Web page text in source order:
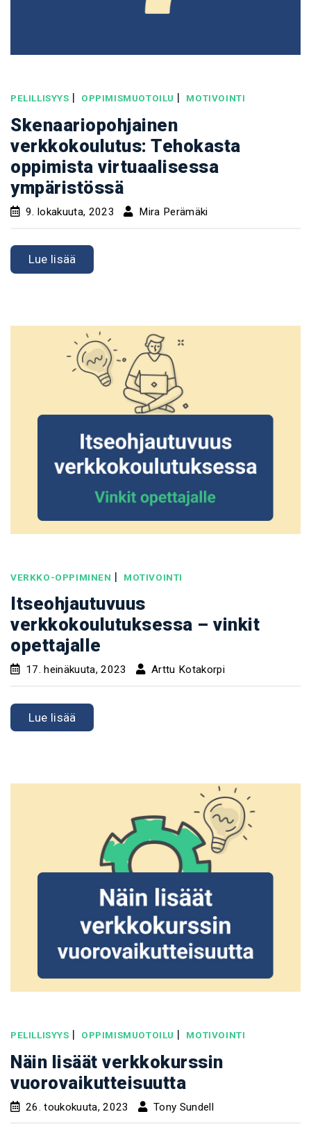
PELILLISYYS | OPPIMISMUOTOILU | MOTIVOINTI
Skenaariopohjainen
verkkokoulutus: Tehokasta
oppimista virtuaalisessa
ympäristössä
9. lokakuuta, 2023 Mira Perämäki
Lue lisää
VERKKO-OPPIMINEN | MOTIVOINTI
Itseohjautuvuus
verkkokoulutuksessa – vinkit
opettajalle
17. heinäkuuta, 2023 Arttu Kotakorpi
Lue lisää
PELILLISYYS | OPPIMISMUOTOILU | MOTIVOINTI
Näin lisäät verkkokurssin
vuorovaikutteisuutta
26. toukokuuta, 2023 Tony Sundell